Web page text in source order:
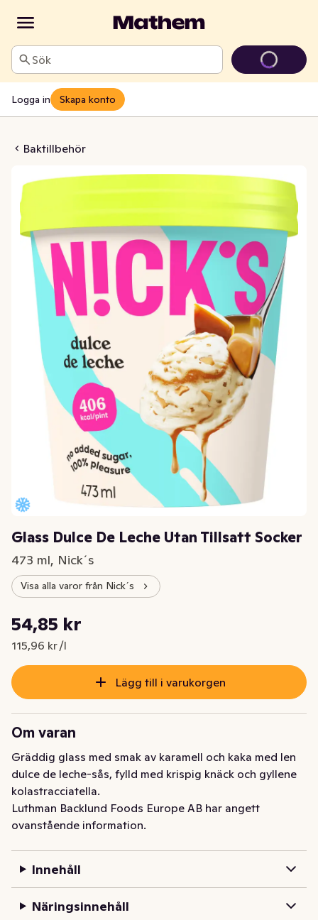
Sök
Logga in Skapa konto
Baktillbehör
Utan Tillsatt Socker
Glass Dulce De Leche Utan Tillsatt Socker
473 ml, Nick´s
Visa alla varor från Nick´s
Nuvarande pris är: 54,85 kr
54,85 kr
115,96 kr /l
Styckpris: 115,96 kr /l
Lägg till i varukorgen
Om varan
Gräddig glass med smak av karamell och kaka med len
dulce de leche-sås, fylld med krispig knäck och gyllene
kolastracciatella.
Luthman Backlund Foods Europe AB har angett
ovanstående information.
Innehåll
Näringsinnehåll